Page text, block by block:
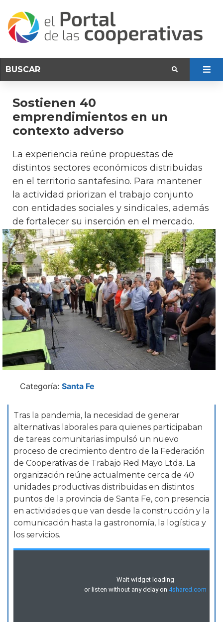
Sostienen 40
emprendimientos en un
contexto adverso
La experiencia reúne propuestas de
distintos sectores económicos distribuidas
en el territorio santafesino. Para mantener
la actividad priorizan el trabajo conjunto
con entidades sociales y sindicales, además
de fortalecer su inserción en el mercado.
Categoría: Santa Fe
Tras la pandemia, la necesidad de generar
alternativas laborales para quienes participaban
de tareas comunitarias impulsó un nuevo
proceso de crecimiento dentro de la Federación
de Cooperativas de Trabajo Red Mayo Ltda. La
organización reúne actualmente cerca de 40
unidades productivas distribuidas en distintos
puntos de la provincia de Santa Fe, con presencia
en actividades que van desde la construcción y la
comunicación hasta la gastronomía, la logística y
los servicios.